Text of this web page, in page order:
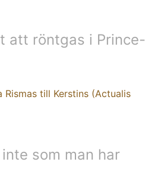
att röntgas i Prince-
Rismas till Kerstins (Actualis
som man har